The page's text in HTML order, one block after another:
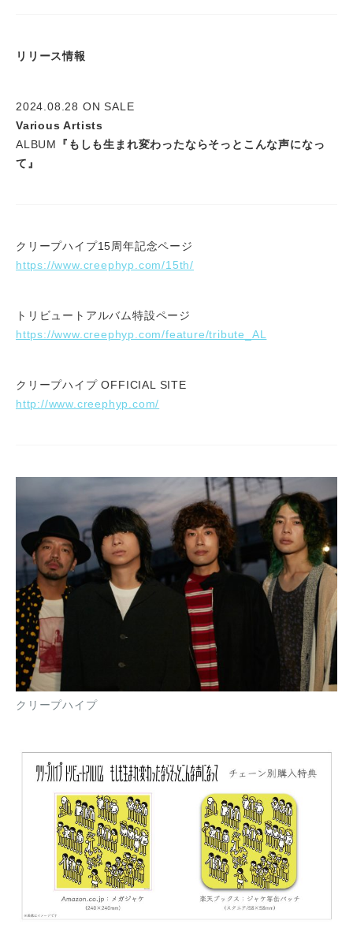
リリース情報
2024.08.28 ON SALE
Various Artists
ALBUM
『もしも生まれ変わったならそっとこんな声になっ
て』
クリープハイプ15周年記念ページ
https://www.creephyp.com/15th/
トリビュートアルバム特設ページ
https://www.creephyp.com/feature/tribute_AL
クリープハイプ OFFICIAL SITE
http://www.creephyp.com/
クリープハイプ